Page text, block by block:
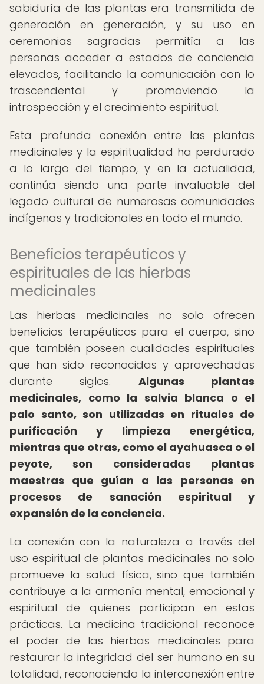
sabiduría de las plantas era transmitida de
generación en generación, y su uso en
ceremonias sagradas permitía a las
personas acceder a estados de conciencia
elevados, facilitando la comunicación con lo
trascendental y promoviendo la
introspección y el crecimiento espiritual.
Esta profunda conexión entre las plantas
medicinales y la espiritualidad ha perdurado
a lo largo del tiempo, y en la actualidad,
continúa siendo una parte invaluable del
legado cultural de numerosas comunidades
indígenas y tradicionales en todo el mundo.
Beneficios terapéuticos y
espirituales de las hierbas
medicinales
Las hierbas medicinales no solo ofrecen
beneficios terapéuticos para el cuerpo, sino
que también poseen cualidades espirituales
que han sido reconocidas y aprovechadas
durante siglos. Algunas plantas
medicinales, como la salvia blanca o el
palo santo, son utilizadas en rituales de
purificación y limpieza energética,
mientras que otras, como el ayahuasca o el
peyote, son consideradas plantas
maestras que guían a las personas en
procesos de sanación espiritual y
expansión de la conciencia.
La conexión con la naturaleza a través del
uso espiritual de plantas medicinales no solo
promueve la salud física, sino que también
contribuye a la armonía mental, emocional y
espiritual de quienes participan en estas
prácticas. La medicina tradicional reconoce
el poder de las hierbas medicinales para
restaurar la integridad del ser humano en su
totalidad, reconociendo la interconexión entre